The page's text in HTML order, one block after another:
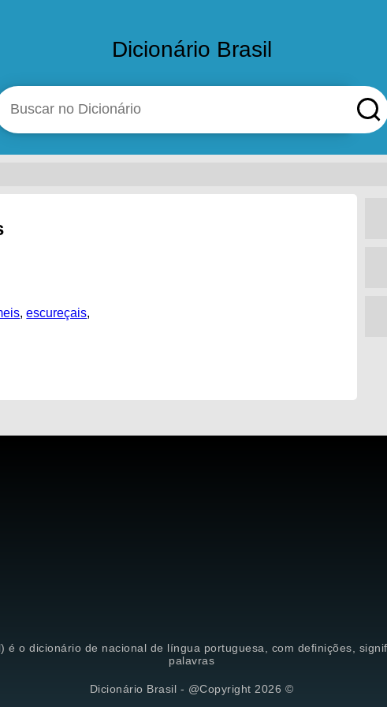
Dicionário Brasil
,escureçais,
é o dicionário de nacional de língua portuguesa, com definições,
palavras
Dicionário Brasil - @Copyright 2026 ©